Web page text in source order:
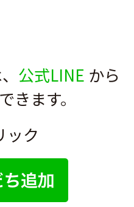
公式LINE から
きます。
ク